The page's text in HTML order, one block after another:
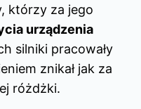
którzy za jego
urządzenia
silniki pracowały
znikał jak za
różdżki.